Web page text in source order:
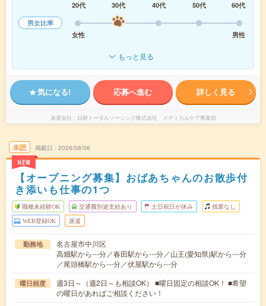
20代
30代 40代 50代
60代
男女比率
女性
男性
もっと見る
気になる! 応募へ進む 詳しく見る
派遣会社 日研トータルソーシング株式会社 メディカルケア事業部
未読
NEW
掲載日 2026/08/06
【オープニング募集】おばあちゃんのお散歩付
き添いも仕事の1つ
職種未経験OK 交通費別途支給あり 土日祝日が休み 残業なし
WEB登録OK 派遣
勤務地
名古屋市中川区
高畑駅から---分／春田駅から---分／山王(愛知県)駅から---分
／尾頭橋駅から---分／伏屋駅から---分
曜日頻度
週3日～（週2日～も相談OK） ■曜日固定の相談OK！ ■希望
の曜日があればご相談ください！